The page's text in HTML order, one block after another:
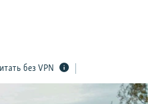
КРЫМА
11 ИСТОРИЙ СОПРОТИВЛЕНИЯ
без VPN